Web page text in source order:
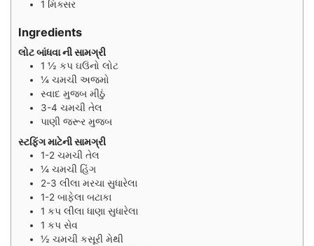
1 મિક્સર
Ingredients
લોટ બાંધવા ની સામગ્રી
1 ½ કપ ઘઉંનો લોટ
¼ ચમચી અજમો
સ્વાદ મુજબ મીઠું
3-4 ચમચી તેલ
પાણી જરૂર મુજબ
સ્ટફિંગ માટેની સામગ્રી
1-2 ચમચી તેલ
¼ ચમચી હિંગ
2-3 લીલા મરચા સુધારેલા
1-2 બાફેલા બટાકા
1 કપ લીલા ધાણા સુધારેલા
1 કપ સેવ
½ ચમચી કસૂરી મેથી